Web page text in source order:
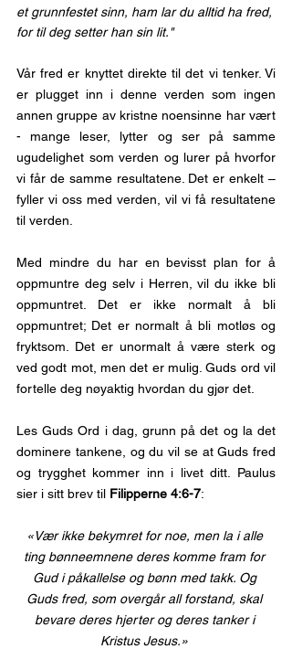
et grunnfestet sinn, ham lar du alltid ha fred,
for til deg setter han sin lit."
Vår fred er knyttet direkte til det vi tenker. Vi
er plugget inn i denne verden som ingen
annen gruppe av kristne noensinne har vært
- mange leser, lytter og ser på samme
ugudelighet som verden og lurer på hvorfor
vi får de samme resultatene. Det er enkelt –
fyller vi oss med verden, vil vi få resultatene
til verden.
Med mindre du har en bevisst plan for å
oppmuntre deg selv i Herren, vil du ikke bli
oppmuntret. Det er ikke normalt å bli
oppmuntret; Det er normalt å bli motløs og
fryktsom. Det er unormalt å være sterk og
ved godt mot, men det er mulig. Guds ord vil
fortelle deg nøyaktig hvordan du gjør det.
Les Guds Ord i dag, grunn på det og la det
dominere tankene, og du vil se at Guds fred
og trygghet kommer inn i livet ditt. Paulus
sier i sitt brev til Filipperne 4:6-7:
«Vær ikke bekymret for noe, men la i alle
ting bønneemnene deres komme fram for
Gud i påkallelse og bønn med takk. Og
Guds fred, som overgår all forstand, skal
bevare deres hjerter og deres tanker i
Kristus Jesus.»